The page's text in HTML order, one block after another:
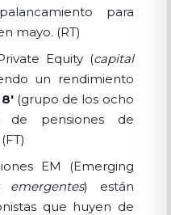
para
mayo. (RT)
Equity (capital
un rendimiento
8' (grupo de los ocho
de pensiones de
EM (Emerging
emergentes) están
que huyen de